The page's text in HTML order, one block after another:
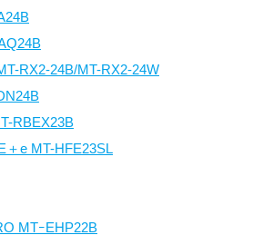
RX2-24B/MT-RX2-24W
RBEX23B
＋e MT-HFE23SL
MTｰEHP22B